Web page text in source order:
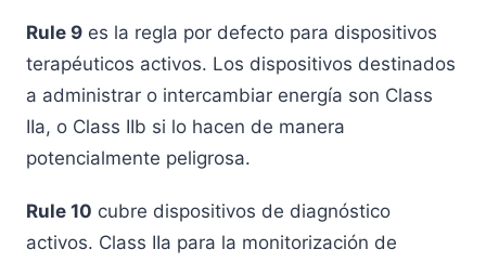
Rule 9 es la regla por defecto para dispositivos
terapéuticos activos. Los dispositivos destinados
a administrar o intercambiar energía son Class
IIa, o Class IIb si lo hacen de manera
potencialmente peligrosa.
Rule 10 cubre dispositivos de diagnóstico
activos. Class IIa para la monitorización de